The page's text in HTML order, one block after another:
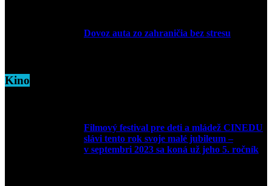
Dovoz auta zo zahraničia bez stresu
Kino
Filmový festival pre deti a mládež CINEDU
slávi tento rok svoje malé jubileum –
v septembri 2023 sa koná už jeho 5. ročník